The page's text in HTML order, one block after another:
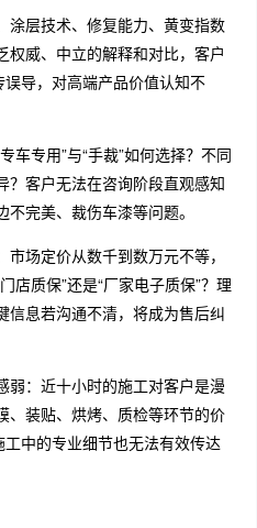
涂层技术、修复能力、黄变指数
权威、中立的解释和对比，客户
导，对高端产品价值认知不
车专用”与“手裁”如何选择？不同
？客户无法在咨询阶段直观感知
完美、裁伤车漆等问题。
场定价从数千到数万元不等，
店质保”还是“厂家电子质保”？理
信息若沟通不清，将成为售后纠
弱：近十小时的施工对客户是漫
、装贴、烘烤、质检等环节的价
中的专业细节也无法有效传达